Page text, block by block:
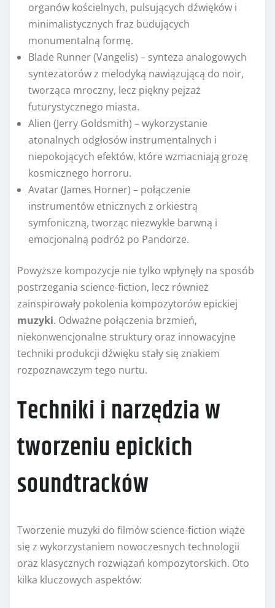
organów kościelnych, pulsujących dźwięków i
minimalistycznych fraz budujących
monumentalną formę.
Blade Runner (Vangelis) – synteza analogowych
syntezatorów z melodyką nawiązującą do noir,
tworząca mroczny, lecz piękny pejzaż
futurystycznego miasta.
Alien (Jerry Goldsmith) – wykorzystanie
atonalnych odgłosów instrumentalnych i
niepokojących efektów, które wzmacniają grozę
kosmicznego horroru.
Avatar (James Horner) – połączenie
instrumentów etnicznych z orkiestrą
symfoniczną, tworząc niezwykle barwną i
emocjonalną podróż po Pandorze.
Powyższe kompozycje nie tylko wpłynęły na sposób
postrzegania science-fiction, lecz również
zainspirowały pokolenia kompozytorów epickiej
muzyki. Odważne połączenia brzmień,
niekonwencjonalne struktury oraz innowacyjne
techniki produkcji dźwięku stały się znakiem
rozpoznawczym tego nurtu.
Techniki i narzędzia w
tworzeniu epickich
soundtracków
Tworzenie muzyki do filmów science-fiction wiąże
się z wykorzystaniem nowoczesnych technologii
oraz klasycznych rozwiązań kompozytorskich. Oto
kilka kluczowych aspektów: